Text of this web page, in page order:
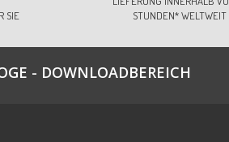
SIE
STUNDEN* WELTWEIT
- DOWNLOADBEREICH